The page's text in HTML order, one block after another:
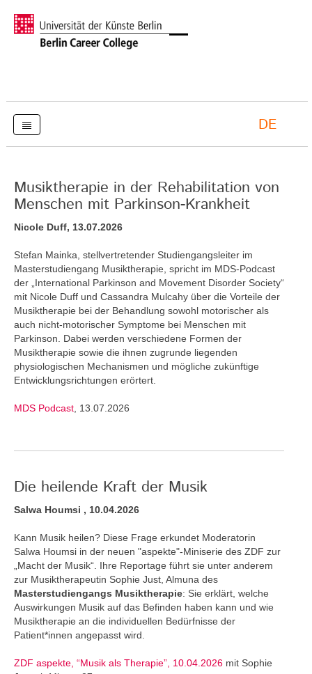
DE
Musiktherapie in der Rehabilitation von
Menschen mit Parkinson-Krankheit
Nicole Duff, 13.07.2026
Stefan Mainka, stellvertretender Studiengangsleiter im
Masterstudiengang Musiktherapie, spricht im MDS-Podcast
der „International Parkinson and Movement Disorder Society“
mit Nicole Duff und Cassandra Mulcahy über die Vorteile der
Musiktherapie bei der Behandlung sowohl motorischer als
auch nicht-motorischer Symptome bei Menschen mit
Parkinson. Dabei werden verschiedene Formen der
Musiktherapie sowie die ihnen zugrunde liegenden
physiologischen Mechanismen und mögliche zukünftige
Entwicklungsrichtungen erörtert.
MDS Podcast , 13.07.2026
Die heilende Kraft der Musik
Salwa Houmsi , 10.04.2026
Kann Musik heilen? Diese Frage erkundet Moderatorin
Salwa Houmsi in der neuen "aspekte"-Miniserie des ZDF zur
„Macht der Musik“. Ihre Reportage führt sie unter anderem
zur Musiktherapeutin Sophie Just, Almuna des
Masterstudiengangs Musiktherapie: Sie erklärt, welche
Auswirkungen Musik auf das Befinden haben kann und wie
Musiktherapie an die individuellen Bedürfnisse der
Patient*innen angepasst wird.
ZDF aspekte, “Musik als Therapie”, 10.04.2026 mit Sophie